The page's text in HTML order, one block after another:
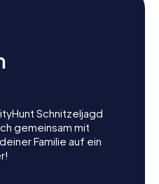
Schnitzeljagd
gemeinsam mit
Familie auf ein